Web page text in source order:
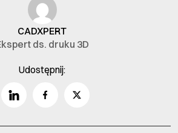
CADXPERT
ds. druku 3D
Udostępnij: